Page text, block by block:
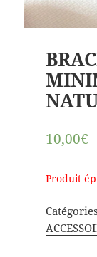
10,00€
Produit